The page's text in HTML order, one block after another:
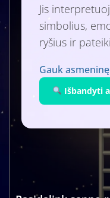
Jis
simbolius,
ryšius ir
Gauk
Išbandyti